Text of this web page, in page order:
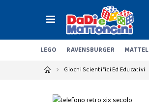
LEGO RAVENSBURGER MATTEL
Giochi Scientifici Ed Educativi